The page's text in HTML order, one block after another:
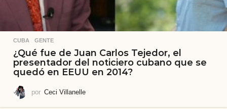
CUBA ,GENTE
¿Qué fue de Juan Carlos Tejedor, el
presentador del noticiero cubano que se
quedó en EEUU en 2014?
por Ceci Villanelle